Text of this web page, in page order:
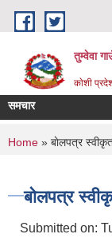
Skip to main content
तुम्वेवा
काेशी
समचार
You are
Home » बाेलपत्र
बाेलपत्र
Submitted on: